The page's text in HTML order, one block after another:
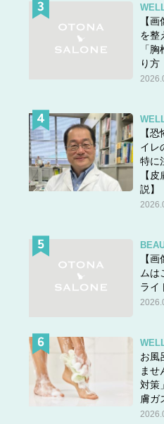
【
を整
「
り方
【
イレ
特に
【
説】
【
ムは
ライ
お風
ませ
対策
膚ガ